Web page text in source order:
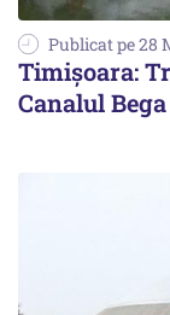
Publicat pe 28
Timișoara:
Canalul